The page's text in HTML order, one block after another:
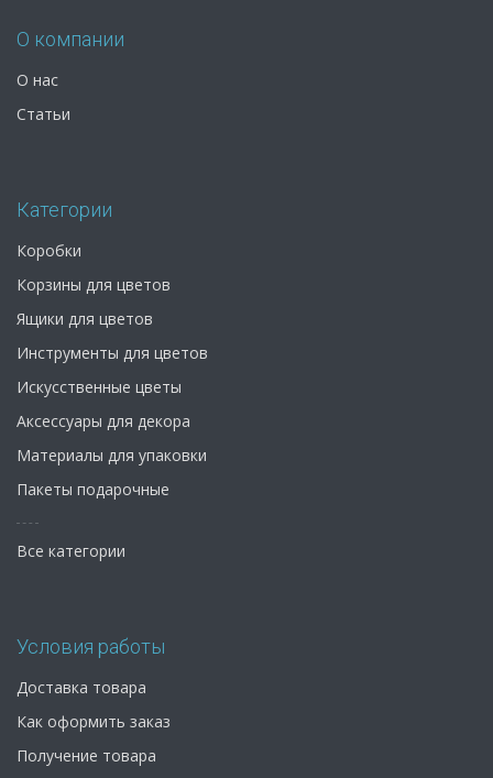
О компании
О нас
Статьи
Категории
Коробки
Корзины для цветов
Ящики для цветов
Инструменты для цветов
Искусственные цветы
Аксессуары для декора
Материалы для упаковки
Пакеты подарочные
Все категории
Условия работы
Доставка товара
Как оформить заказ
Получение товара